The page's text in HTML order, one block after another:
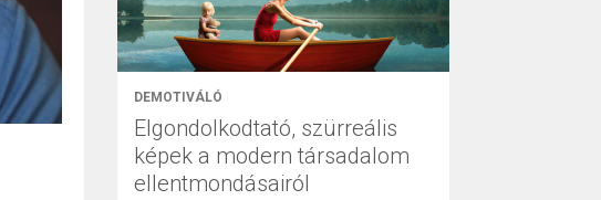
DEMOTIVÁLÓ
Elgondolkodtató, szürreális
képek a modern társadalom
ellentmondásairól